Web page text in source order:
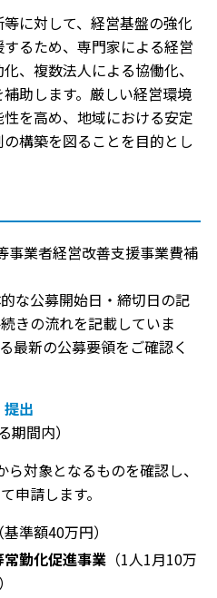
に対して、経営基盤の強化
るため、専門家による経営
、複数法人による協働化、
助します。厳しい経営環境
を高め、地域における安定
構築を図ることを目的とし
事業者経営改善支援事業費補
な公募開始日・締切日の記
きの流れを記載していま
最新の公募要領をご確認く
出
期間内）
対象となるものを確認し、
申請します。
（基準額40万円）
勤化促進事業 （1人1月10万